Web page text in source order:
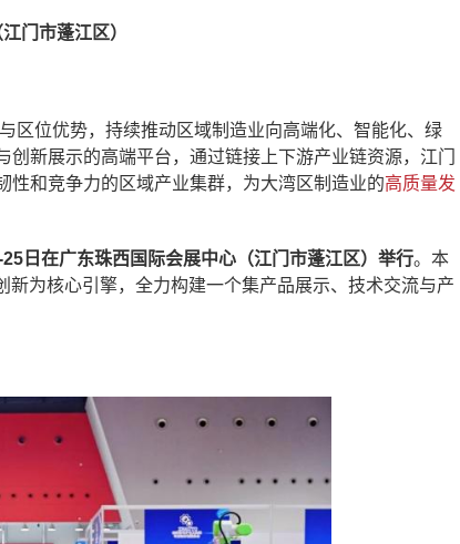
江门市蓬江区）
区位优势，持续推动区域制造业向高端化、智能化、绿
新展示的高端平台，通过链接上下游产业链资源，江门
和竞争力的区域产业集群，为大湾区制造业的高质量发
日在广东珠西国际会展中心（江门市蓬江区）举行。本
新为核心引擎，全力构建一个集产品展示、技术交流与产